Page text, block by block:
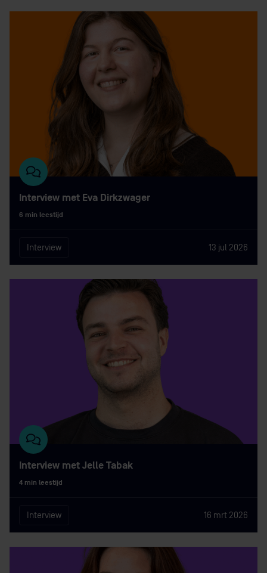
Interview met Eva Dirkzwager
6 min leestijd
Interview 13 jul 2026
Interview met Jelle Tabak
4 min leestijd
Interview 16 mrt 2026